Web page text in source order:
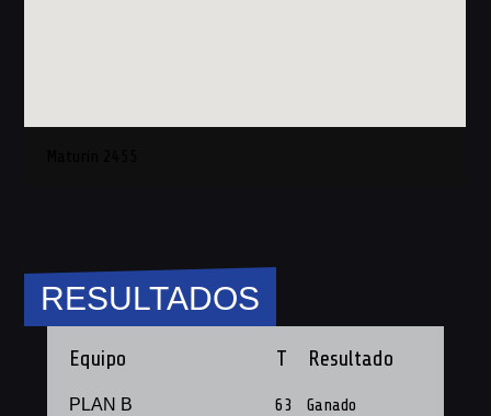
RESULTADOS
Equipo T Resultado
PLAN B 63 Ganado